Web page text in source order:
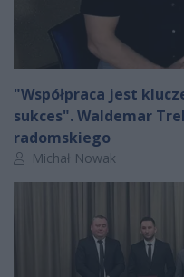
"Współpraca jest
sukces". Waldemar
radomskiego
Autor artykułu:
Michał Nowak